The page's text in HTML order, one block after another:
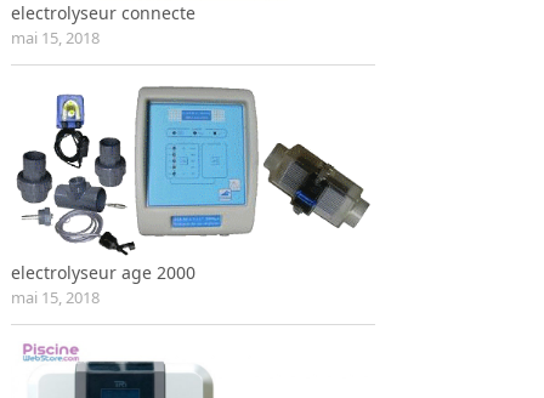
electrolyseur connecte
mai 15, 2018
electrolyseur age 2000
mai 15, 2018